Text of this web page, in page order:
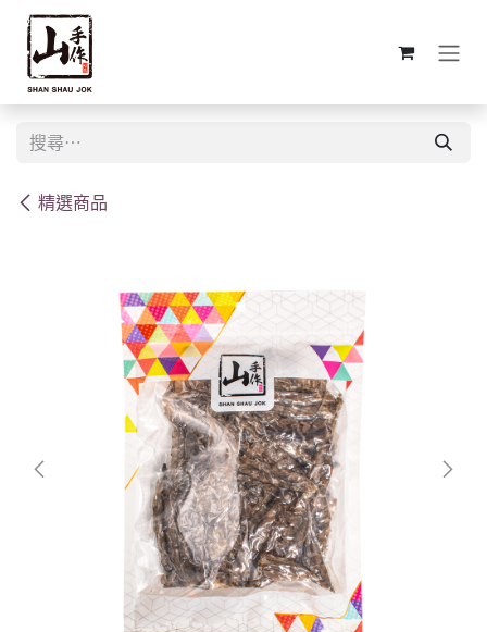
跳至內容
精選商品